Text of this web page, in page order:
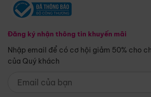
Đăng ký nhận thông tin khuyến mãi
Nhập email để có cơ hội giảm 50% cho
của Quý khách